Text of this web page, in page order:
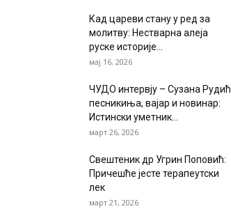
Кад цареви стану у ред за
молитву: Нестварна алеја
руске историје...
мај 16, 2026
ЧУДО интервју – Сузана Рудић
песникиња, вајар и новинар:
Истински уметник...
март 26, 2026
Свештеник др Угрин Поповић:
Причешће јесте терапеутски
лек
март 21, 2026